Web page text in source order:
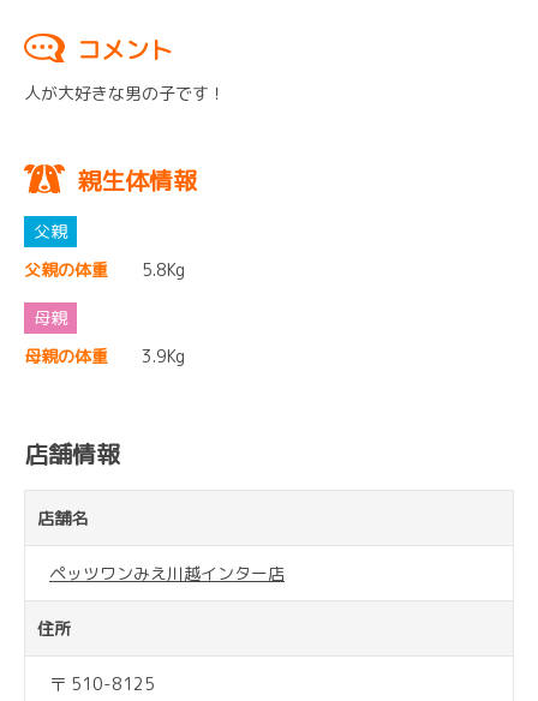
コメント
人が大好きな男の子です！
親生体情報
父親の体重 5.8Kg
母親の体重 3.9Kg
店舗情報
店舗名
ペッツワンみえ川越インター店
住所
〒 510-8125